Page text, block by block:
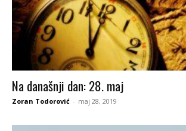
Na današnji dan: 28. maj
Zoran Todorović - maj 28, 2019